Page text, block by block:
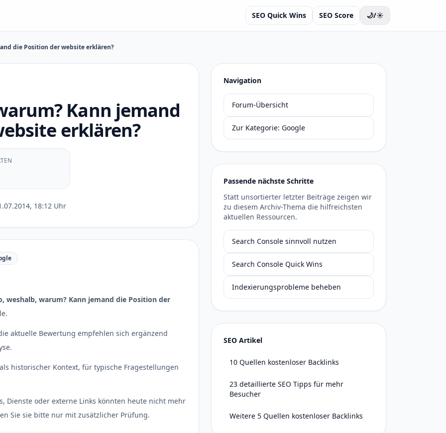
SEO Quick Wins SEO Score 🌙/☀️
die Position der website erklären?
Kann jemand
erklären?
18:12 Uhr
weshalb, warum? Kann jemand die Position der
aktuelle Bewertung empfehlen sich ergänzend
historischer Kontext, für typische Fragestellungen
Dienste oder externe Links könnten heute nicht mehr
Sie sie bitte nur mit zusätzlicher Prüfung.
Navigation
Forum-Übersicht
Zur Kategorie: Google
Passende nächste Schritte
Statt unsortierter letzter Beiträge zeigen wir
zu diesem Archiv-Thema die hilfreichsten
aktuellen Ressourcen.
Search Console sinnvoll nutzen
Search Console Quick Wins
Indexierungsprobleme beheben
SEO Artikel
10 Quellen kostenloser Backlinks
23 detaillierte SEO Tipps für mehr
Besucher
Weitere 5 Quellen kostenloser Backlinks